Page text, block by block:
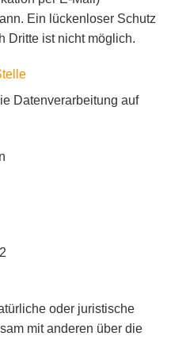
Ein lückenloser Schutz
Dritte ist nicht möglich.
Datenverarbeitung auf
oder juristische
mit anderen über die